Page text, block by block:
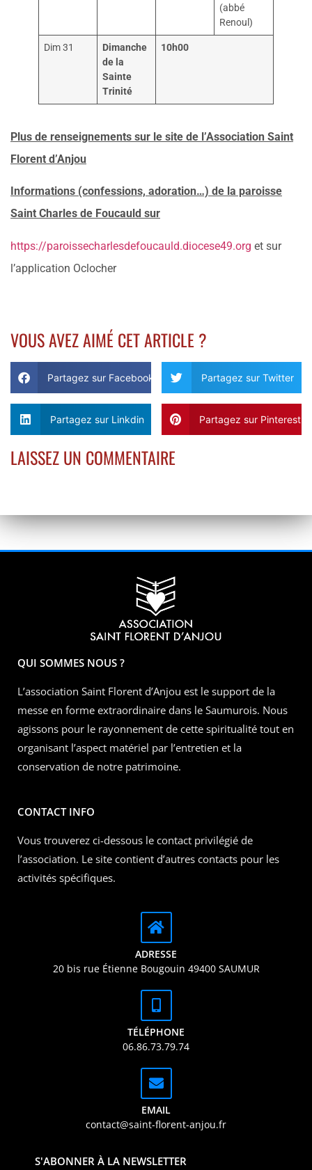
(abbé
Renoul)
Dim 31
Dimanche
de la
Sainte
Trinité
10h00
Plus de renseignements sur le site de l’Association Saint
Florent d’Anjou
Informations (confessions, adoration…) de la paroisse
Saint Charles de Foucauld sur
https://paroissecharlesdefoucauld.diocese49.org et sur
l’application Oclocher
VOUS AVEZ AIMÉ CET ARTICLE ?
Partagez sur Facebook Partagez sur Twitter
Partagez sur Linkdin Partagez sur Pinterest
LAISSEZ UN COMMENTAIRE
QUI SOMMES NOUS ?
L’association Saint Florent d’Anjou est le support de la
messe en forme extraordinaire dans le Saumurois. Nous
agissons pour le rayonnement de cette spiritualité tout en
organisant l’aspect matériel par l’entretien et la
conservation de notre patrimoine.
CONTACT INFO
Vous trouverez ci-dessous le contact privilégié de
l’association. Le site contient d’autres contacts pour les
activités spécifiques.
ADRESSE
20 bis rue Étienne Bougouin 49400 SAUMUR
TÉLÉPHONE
06.86.73.79.74
EMAIL
contact@saint-florent-anjou.fr
S'ABONNER À LA NEWSLETTER